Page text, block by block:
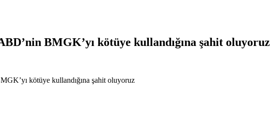
BMGK’yı kötüye kullandığına şahit oluyoruz
kötüye kullandığına şahit oluyoruz